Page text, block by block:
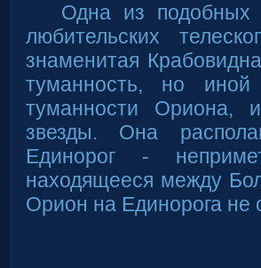
Одна из подобных
любительских
знаменитая
туманность, но
туманности Ориона,
звезды. Она
Единорог -
находящееся между
Орион на Единорога не